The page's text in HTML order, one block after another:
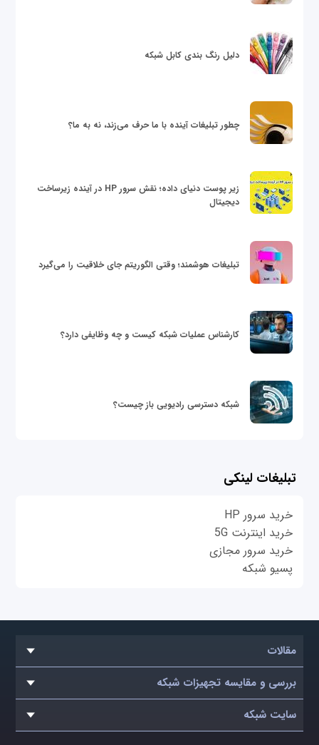
دلیل رنگ بندی کابل شبکه
چطور تبلیغات آینده با ما حرف می‌زند، نه به ما؟
زیر پوست دنیای داده؛ نقش سرور HP در آینده زیرساخت
دیجیتال
تبلیغات هوشمند؛ وقتی الگوریتم جای خلاقیت را می‌گیرد
کارشناس عملیات شبکه کیست و چه وظایفی دارد؟
شبکه دسترسی رادیویی باز چیست؟
تبلیغات لینکی
خرید سرور HP
خرید اینترنت 5G
خرید سرور مجازی
پسیو شبکه
مقالات
بررسی و مقایسه تجهیزات شبکه
سایت شبکه